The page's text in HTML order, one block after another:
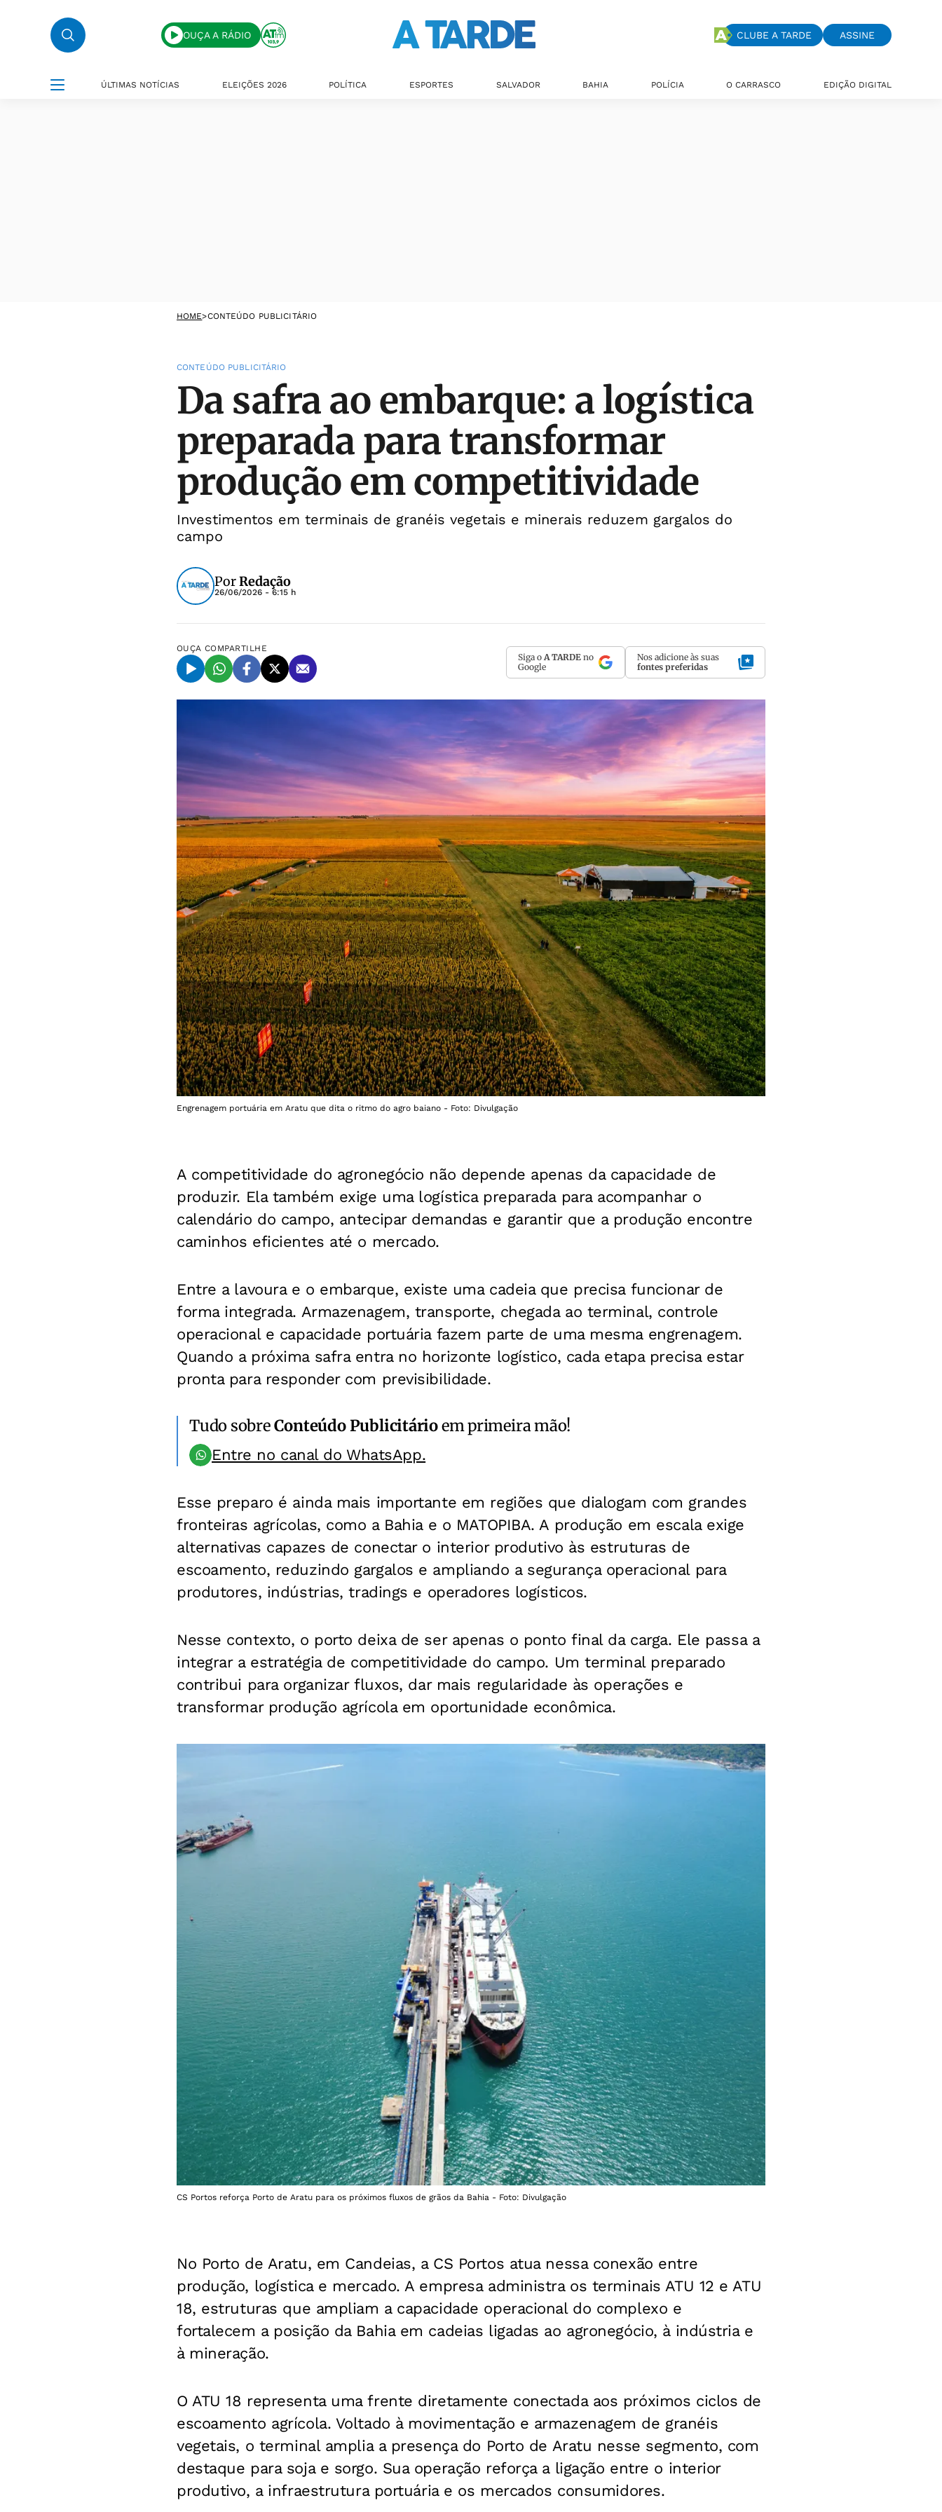
OUÇA A RÁDIO CLUBE A TARDE ASSINE
ÚLTIMAS NOTÍCIAS ELEIÇÕES 2026 POLÍTICA ESPORTES SALVADOR BAHIA POLÍCIA O CARRASCO EDIÇÃO DIGITAL
HOME>CONTEÚDO PUBLICITÁRIO
CONTEÚDO PUBLICITÁRIO
Da safra ao embarque: a logística
preparada para transformar
produção em competitividade
Investimentos em terminais de granéis vegetais e minerais reduzem gargalos do
campo
PorRedação
26/06/2026 - 6:15 h
OUÇA COMPARTILHE
Siga o A TARDE no
Google
Nos adicione às suas
fontes preferidas
Engrenagem portuária em Aratu que dita o ritmo do agro baiano - Foto: Divulgação
A competitividade do agronegócio não depende apenas da capacidade de
produzir. Ela também exige uma logística preparada para acompanhar o
calendário do campo, antecipar demandas e garantir que a produção encontre
caminhos eficientes até o mercado.
Entre a lavoura e o embarque, existe uma cadeia que precisa funcionar de
forma integrada. Armazenagem, transporte, chegada ao terminal, controle
operacional e capacidade portuária fazem parte de uma mesma engrenagem.
Quando a próxima safra entra no horizonte logístico, cada etapa precisa estar
pronta para responder com previsibilidade.
Tudo sobreConteúdo Publicitárioem primeira mão!
Entre no canal do WhatsApp.
Esse preparo é ainda mais importante em regiões que dialogam com grandes
fronteiras agrícolas, como a Bahia e o MATOPIBA. A produção em escala exige
alternativas capazes de conectar o interior produtivo às estruturas de
escoamento, reduzindo gargalos e ampliando a segurança operacional para
produtores, indústrias, tradings e operadores logísticos.
Nesse contexto, o porto deixa de ser apenas o ponto final da carga. Ele passa a
integrar a estratégia de competitividade do campo. Um terminal preparado
contribui para organizar fluxos, dar mais regularidade às operações e
transformar produção agrícola em oportunidade econômica.
CS Portos reforça Porto de Aratu para os próximos fluxos de grãos da Bahia - Foto: Divulgação
No Porto de Aratu, em Candeias, a CS Portos atua nessa conexão entre
produção, logística e mercado. A empresa administra os terminais ATU 12 e ATU
18, estruturas que ampliam a capacidade operacional do complexo e
fortalecem a posição da Bahia em cadeias ligadas ao agronegócio, à indústria e
à mineração.
O ATU 18 representa uma frente diretamente conectada aos próximos ciclos de
escoamento agrícola. Voltado à movimentação e armazenagem de granéis
vegetais, o terminal amplia a presença do Porto de Aratu nesse segmento, com
destaque para soja e sorgo. Sua operação reforça a ligação entre o interior
produtivo, a infraestrutura portuária e os mercados consumidores.